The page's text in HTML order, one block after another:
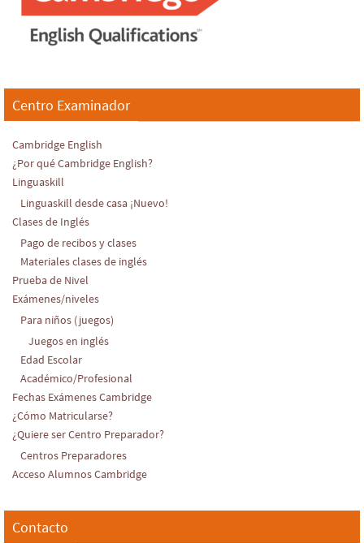
Centro Examinador
Cambridge English
¿Por qué Cambridge English?
Linguaskill
Linguaskill desde casa ¡Nuevo!
Clases de Inglés
Pago de recibos y clases
Materiales clases de inglés
Prueba de Nivel
Exámenes/niveles
Para niños (juegos)
Juegos en inglés
Edad Escolar
Académico/Profesional
Fechas Exámenes Cambridge
¿Cómo Matricularse?
¿Quiere ser Centro Preparador?
Centros Preparadores
Acceso Alumnos Cambridge
Contacto